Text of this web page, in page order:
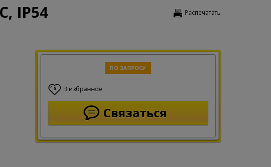
Распечатать
IP54
ПО ЗАПРОСУ
0 В избранное
Связаться